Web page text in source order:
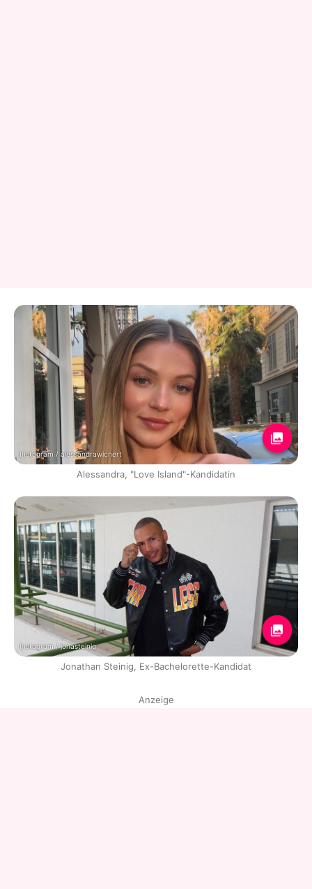
Instagram / alessandrawichert
Alessandra, "Love Island"-Kandidatin
Instagram / jonasteinig
Jonathan Steinig, Ex-Bachelorette-Kandidat
Anzeige